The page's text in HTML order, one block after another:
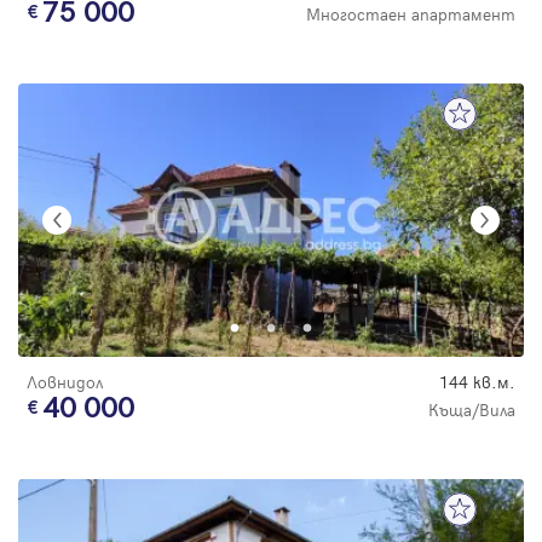
75 000 Многостаен апартамент
Ловнидол 144 кв.м.
40 000 Къща/Вила